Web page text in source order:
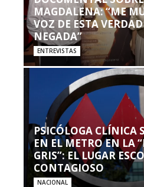
MAGDALENA: “ME
VOZ DE ESTA
NEGADA”
ENTREVISTAS
PSICÓLOGA CLÍNICA
EN EL METRO EN LA
GRIS”: EL LUGAR
CONTAGIOSO
NACIONAL